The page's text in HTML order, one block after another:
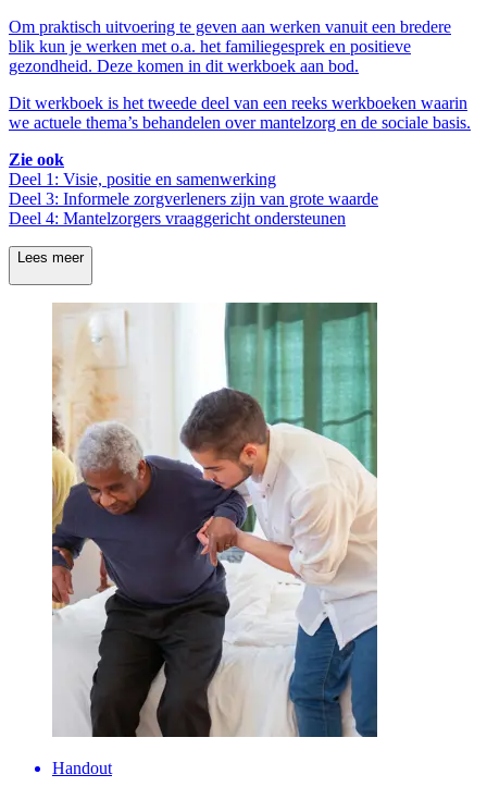
Om praktisch uitvoering te geven aan werken vanuit een bredere
blik kun je werken met o.a. het familiegesprek en positieve
gezondheid. Deze komen in dit werkboek aan bod.
Dit werkboek is het tweede deel van een reeks werkboeken waarin
we actuele thema’s behandelen over mantelzorg en de sociale basis.
Zie ook
Deel 1: Visie, positie en samenwerking
Deel 3: Informele zorgverleners zijn van grote waarde
Deel 4: Mantelzorgers vraaggericht ondersteunen
Lees meer
Handout